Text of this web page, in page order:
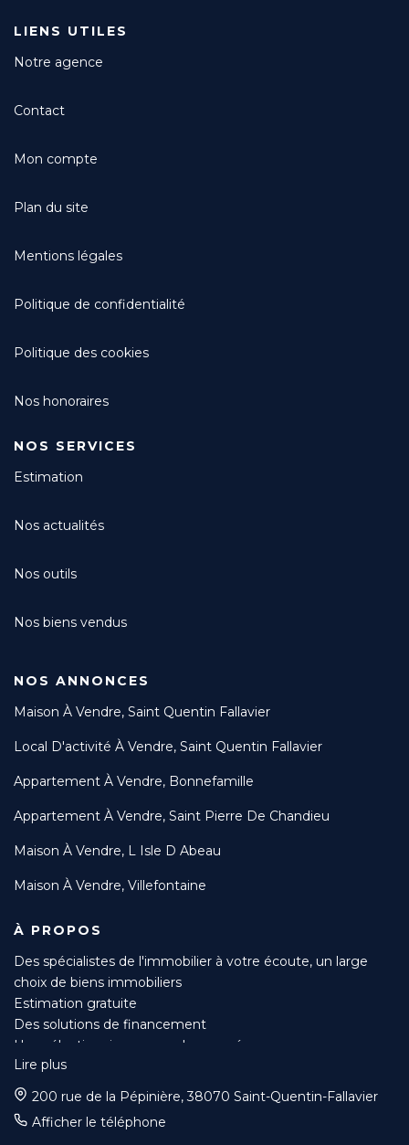
LIENS UTILES
Notre agence
Contact
Mon compte
Plan du site
Mentions légales
Politique de confidentialité
Politique des cookies
Nos honoraires
NOS SERVICES
Estimation
Nos actualités
Nos outils
Nos biens vendus
NOS ANNONCES
Maison À Vendre, Saint Quentin Fallavier
Local D'activité À Vendre, Saint Quentin Fallavier
Appartement À Vendre, Bonnefamille
Appartement À Vendre, Saint Pierre De Chandieu
Maison À Vendre, L Isle D Abeau
Maison À Vendre, Villefontaine
À PROPOS
Des spécialistes de l'immobilier à votre écoute, un large
choix de biens immobiliers
Estimation gratuite
Des solutions de financement
Une sélection rigoureuse des acquéreurs
Suivi du compromis jusqu’à l’acte authentique
Mise en avant de votre bien sur de nombreux sites et
magazines spécialisés
Des tarifs préférentiels pour vos diagnostics grâce à nos
Lire plus
200 rue de la Pépinière, 38070 Saint-Quentin-Fallavier
Afficher le téléphone